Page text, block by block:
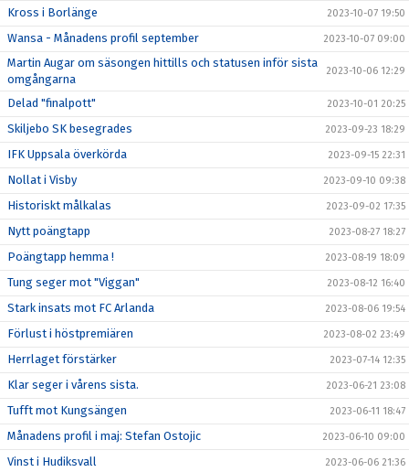
Kross i Borlänge 2023-10-07 19:50
Wansa - Månadens profil september 2023-10-07 09:00
Martin Augar om säsongen hittills och statusen inför sista
omgångarna
2023-10-06 12:29
Delad "finalpott" 2023-10-01 20:25
Skiljebo SK besegrades 2023-09-23 18:29
IFK Uppsala överkörda 2023-09-15 22:31
Nollat i Visby 2023-09-10 09:38
Historiskt målkalas 2023-09-02 17:35
Nytt poängtapp 2023-08-27 18:27
Poängtapp hemma ! 2023-08-19 18:09
Tung seger mot "Viggan" 2023-08-12 16:40
Stark insats mot FC Arlanda 2023-08-06 19:54
Förlust i höstpremiären 2023-08-02 23:49
Herrlaget förstärker 2023-07-14 12:35
Klar seger i vårens sista. 2023-06-21 23:08
Tufft mot Kungsängen 2023-06-11 18:47
Månadens profil i maj: Stefan Ostojic 2023-06-10 09:00
Vinst i Hudiksvall 2023-06-06 21:36